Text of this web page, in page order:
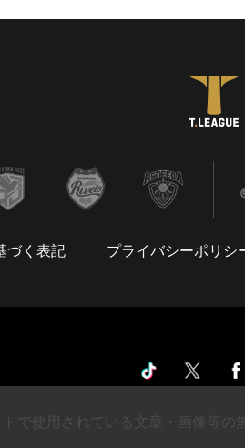
づく表記 プライバシーポリシ
トで使用されている文章・画像等の